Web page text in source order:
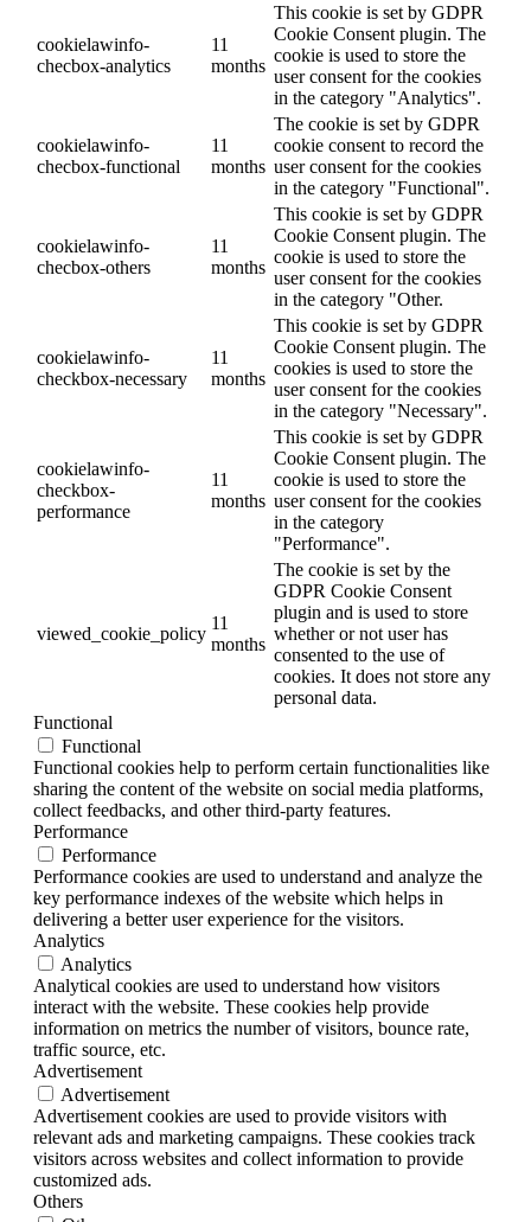
cookielawinfo-
checbox-analytics
11
months
This cookie is set by GDPR
Cookie Consent plugin. The
cookie is used to store the
user consent for the cookies
in the category "Analytics".
cookielawinfo-
checbox-functional
11
months
The cookie is set by GDPR
cookie consent to record the
user consent for the cookies
in the category "Functional".
cookielawinfo-
checbox-others
11
months
This cookie is set by GDPR
Cookie Consent plugin. The
cookie is used to store the
user consent for the cookies
in the category "Other.
cookielawinfo-
checkbox-necessary
11
months
This cookie is set by GDPR
Cookie Consent plugin. The
cookies is used to store the
user consent for the cookies
in the category "Necessary".
cookielawinfo-
checkbox-
performance
11
months
This cookie is set by GDPR
Cookie Consent plugin. The
cookie is used to store the
user consent for the cookies
in the category
"Performance".
viewed_cookie_policy
11
months
The cookie is set by the
GDPR Cookie Consent
plugin and is used to store
whether or not user has
consented to the use of
cookies. It does not store any
personal data.
Functional
Functional
Functional cookies help to perform certain functionalities like
sharing the content of the website on social media platforms,
collect feedbacks, and other third-party features.
Performance
Performance
Performance cookies are used to understand and analyze the
key performance indexes of the website which helps in
delivering a better user experience for the visitors.
Analytics
Analytics
Analytical cookies are used to understand how visitors
interact with the website. These cookies help provide
information on metrics the number of visitors, bounce rate,
traffic source, etc.
Advertisement
Advertisement
Advertisement cookies are used to provide visitors with
relevant ads and marketing campaigns. These cookies track
visitors across websites and collect information to provide
customized ads.
Others